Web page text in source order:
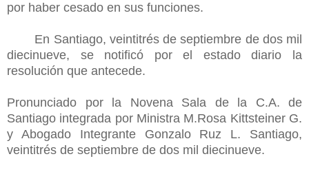
por haber cesado en sus funciones.
En Santiago, veintitrés de septiembre de dos mil
diecinueve, se notificó por el estado diario la
resolución que antecede.
Pronunciado por la Novena Sala de la C.A. de
Santiago integrada por Ministra M.Rosa Kittsteiner G.
y Abogado Integrante Gonzalo Ruz L. Santiago,
veintitrés de septiembre de dos mil diecinueve.